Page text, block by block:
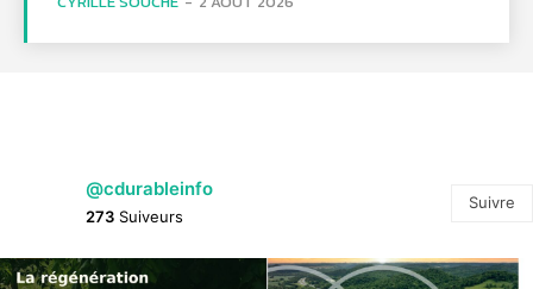
@cdurableinfo
273 Suiveurs
Suivre